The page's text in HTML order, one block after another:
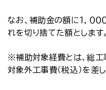
なお、補助金の額に１，０
れを切り捨てた額とします。
※補助対象経費とは、総工
対象外工事費（税込）を差